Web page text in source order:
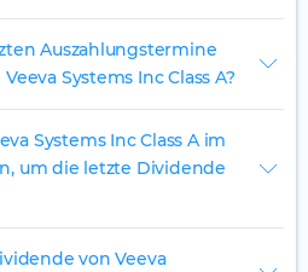
Auszahlungstermine
Systems Inc Class A?
Systems Inc Class A im
um die letzte Dividende
von Veeva